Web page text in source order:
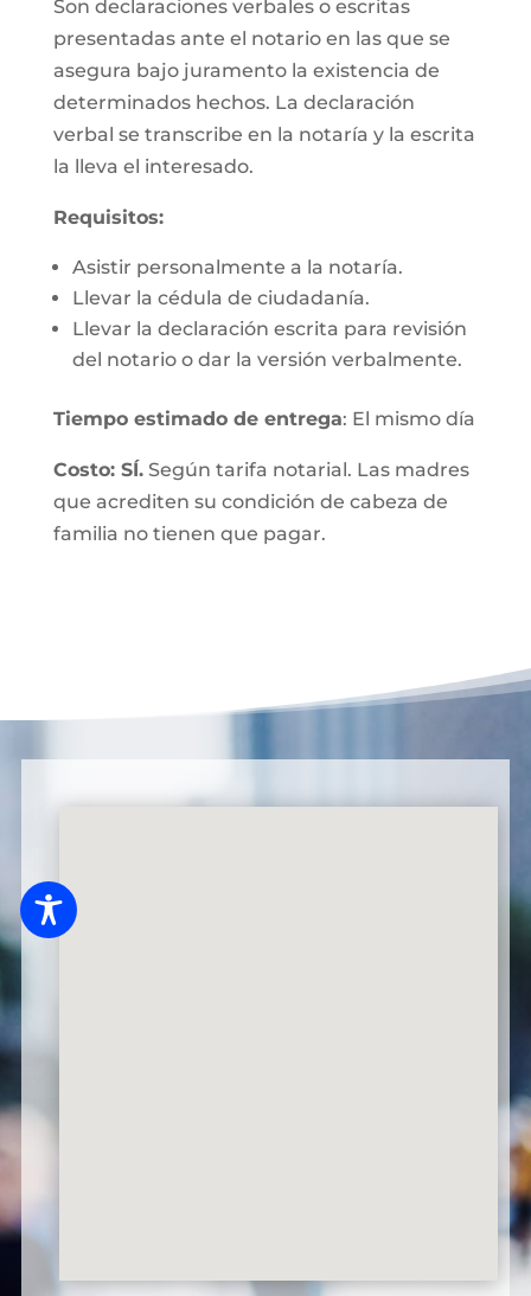
Son declaraciones verbales o escritas
presentadas ante el notario en las que se
asegura bajo juramento la existencia de
determinados hechos. La declaración
verbal se transcribe en la notaría y la escrita
la lleva el interesado.
Requisitos:
Asistir personalmente a la notaría.
Llevar la cédula de ciudadanía.
Llevar la declaración escrita para revisión
del notario o dar la versión verbalmente.
Tiempo estimado de entrega: El mismo día
Costo: SÍ.Según tarifa notarial. Las madres
que acrediten su condición de cabeza de
familia no tienen que pagar.